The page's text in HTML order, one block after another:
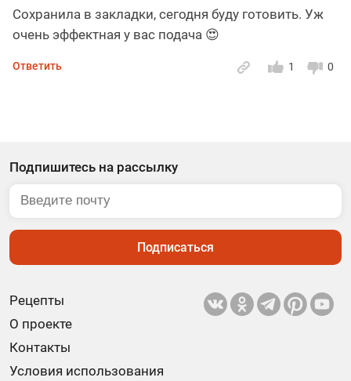
Сохранила в закладки, сегодня буду готовить. Уж
очень эффектная у вас подача 😍
0
1
Ответить
Рецепты
О проекте
Контакты
Условия использования
Подпишитесь на рассылку
Подписаться